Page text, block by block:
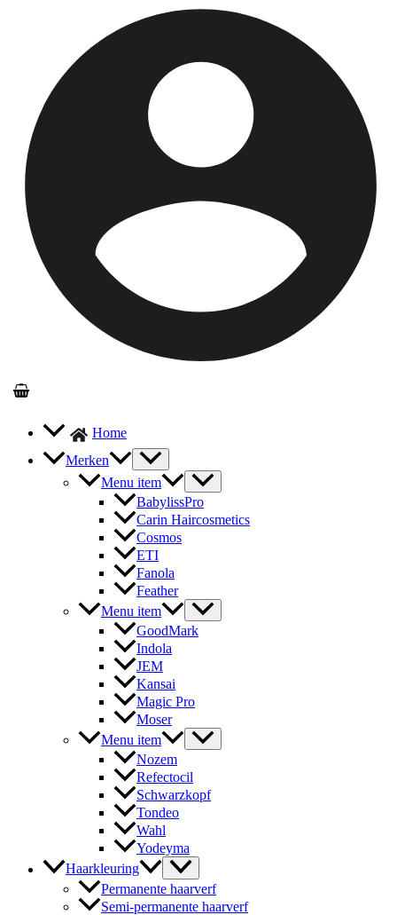
Home
Merken
Menu item
BabylissPro
Carin Haircosmetics
Cosmos
ETI
Fanola
Feather
Menu item
GoodMark
Indola
JEM
Kansai
Magic Pro
Moser
Menu item
Nozem
Refectocil
Schwarzkopf
Tondeo
Wahl
Yodeyma
Haarkleuring
Permanente haarverf
Semi-permanente haarverf